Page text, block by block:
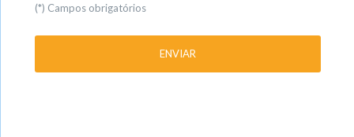
(*) Campos obrigatórios